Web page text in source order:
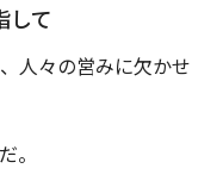
して
人々の営みに欠かせ
。